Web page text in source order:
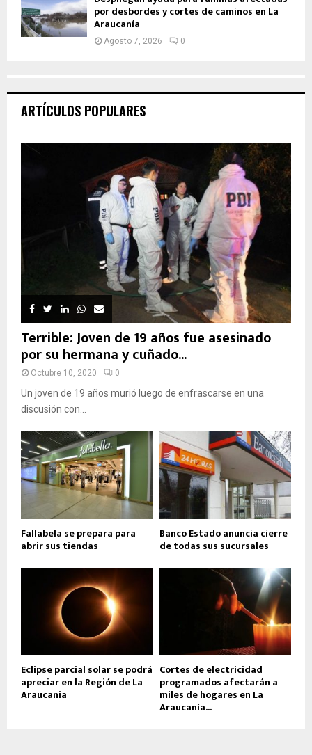
por desbordes y cortes de caminos en La
Araucanía
Agosto 7, 2026 0
ARTÍCULOS POPULARES
Terrible: Joven de 19 años fue asesinado
por su hermana y cuñado...
Octubre 10, 2020 0
Un joven de 19 años murió luego de enfrascarse en una
discusión con...
Fallabela se prepara para
abrir sus tiendas
Banco Estado anuncia cierre
de todas sus sucursales
Eclipse parcial solar se podrá
apreciar en la Región de La
Araucania
Cortes de electricidad
programados afectarán a
miles de hogares en La
Araucanía...